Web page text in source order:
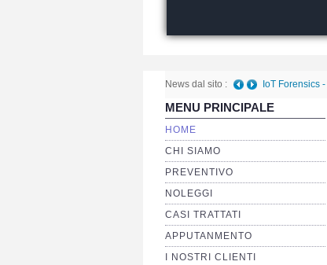
News dal sito : IoT Forensics -
MENU PRINCIPALE
HOME
CHI SIAMO
PREVENTIVO
NOLEGGI
CASI TRATTATI
APPUTANMENTO
I NOSTRI CLIENTI